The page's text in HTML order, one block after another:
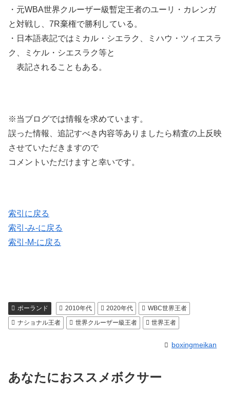
・元WBA世界クルーザー級暫定王者のユーリ・カレンガ
と対戦し、7R棄権で勝利している。
・日本語表記ではミカル・シエラク、ミハウ・ツィエスラ
ク、ミケル・シエスラク等と
表記されることもある。
※当ブログでは情報を求めています。
誤った情報、追記すべき内容等ありましたら精査の上反映
させていただきますので
コメントいただけますと幸いです。
索引に戻る
索引-み-に戻る
索引-M-に戻る
ポーランド 2010年代 2020年代
WBC世界王者
ナショナル王者
世界クルーザー級王者 世界王者
boxingmeikan
あなたにおススメボクサー